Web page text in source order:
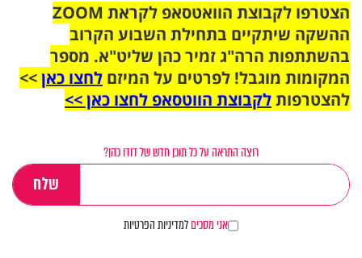
הצטרפו לקבוצת הוואטסאפ לקראת ZOOM
ההשקה שיתקיים בתחילת השבוע הקרוב
בהשתתפות הרה"ג זמיר כהן שליט"א. מספר
המקומות מוגבל! לפרטים על המיזם לחצו כאן>>
להצטרפותלקבוצת הווטסאפ לחצו כאן >>
רוצה התראה על כל תוכן חדש של דודו כהן?
אני מסכיםלמדיניות הפרטיות